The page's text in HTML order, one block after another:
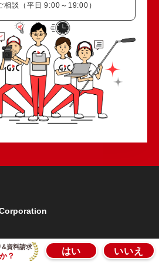
&資料請求
？
はい いいえ
相談（平日 9:00～19:00）